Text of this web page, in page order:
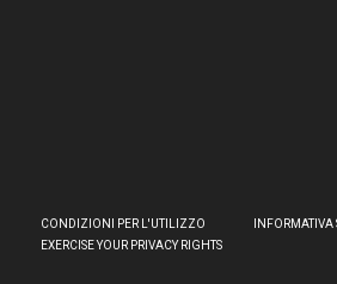
CONDIZIONI PER L'UTILIZZO
EXERCISE YOUR PRIVACY RIGHTS